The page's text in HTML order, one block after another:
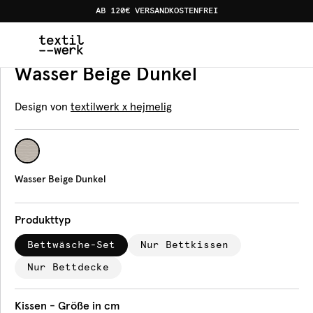
AB 120€ VERSANDKOSTENFREI
Produkte Bettwäsche Wasser Beige Dunkel
Bettwäsche
Wasser Beige Dunkel
Design von textilwerk x hejmelig
Wasser Beige Dunkel
Produkttyp
Bettwäsche-Set Nur Bettkissen
Nur Bettdecke
Kissen - Größe in cm